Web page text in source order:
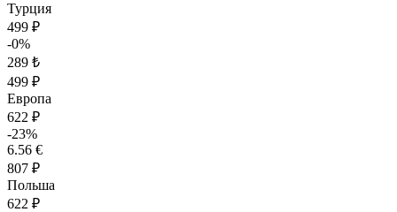
Турция
499 ₽
-0%
289 ₺
499 ₽
Европа
622 ₽
-23%
6.56 €
807 ₽
Польша
622 ₽